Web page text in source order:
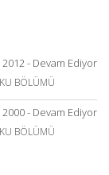
2012 - Devam Ediyor
BÖLÜMÜ
2000 - Devam Ediyor
BÖLÜMÜ